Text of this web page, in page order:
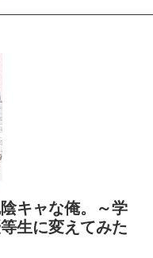
キャな俺。～学
生に変えてみた